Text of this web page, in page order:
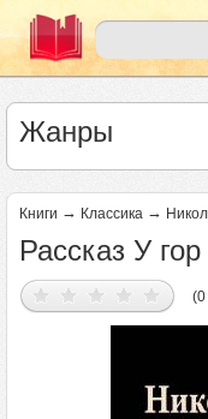
Жанры
Книги → Классика →
Рассказ У
(0